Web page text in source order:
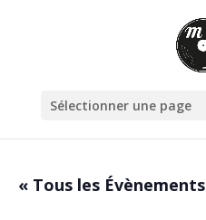
Sélectionner une page
« Tous les Évènements